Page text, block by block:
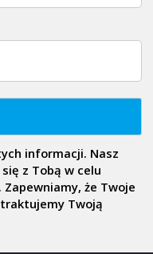
informacji. Nasz
z Tobą w celu
że Twoje
Twoją